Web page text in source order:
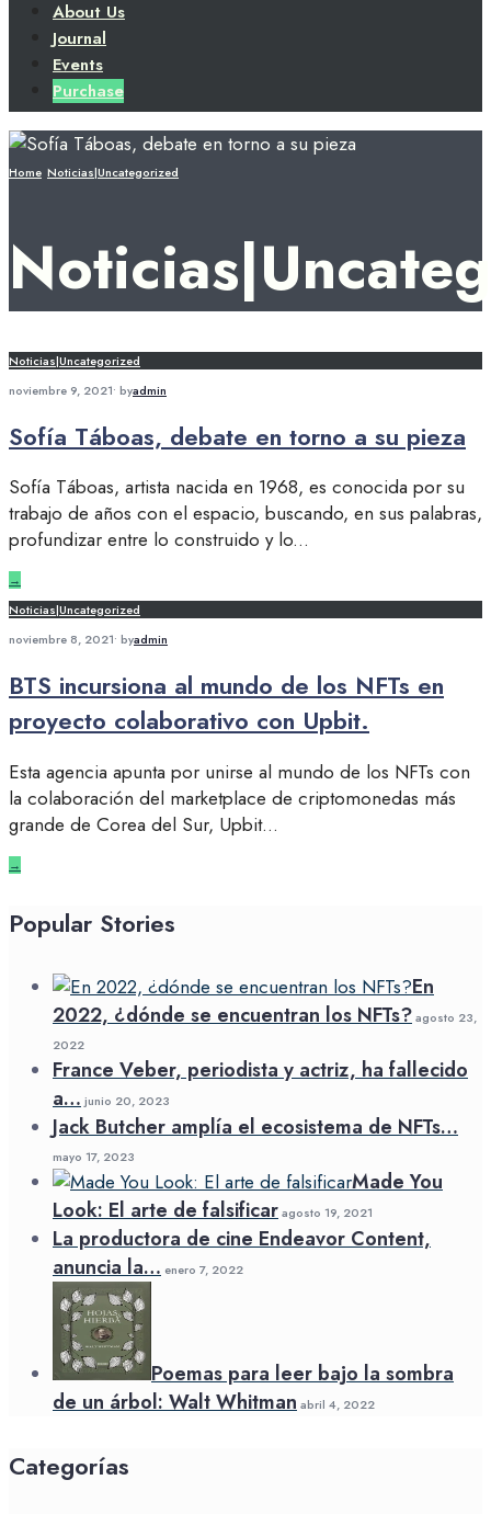
About Us
Journal
Events
Purchase
Home Noticias|Uncategorized
Noticias|Uncategorized
noviembre 9, 2021• byadmin
Sofía Táboas, debate en torno a su pieza
Sofía Táboas, artista nacida en 1968, es conocida por su
trabajo de años con el espacio, buscando, en sus palabras,
profundizar entre lo construido y lo...
→
Noticias|Uncategorized
noviembre 8, 2021• byadmin
BTS incursiona al mundo de los NFTs en
proyecto colaborativo con Upbit.
Esta agencia apunta por unirse al mundo de los NFTs con
la colaboración del marketplace de criptomonedas más
grande de Corea del Sur, Upbit...
→
Popular Stories
En
2022, ¿dónde se encuentran los NFTs?agosto 23,
2022
France Veber, periodista y actriz, ha fallecido
a… junio 20, 2023
Jack Butcher amplía el ecosistema de NFTs…
mayo 17, 2023
Made You
Look: El arte de falsificaragosto 19, 2021
La productora de cine Endeavor Content,
anuncia la… enero 7, 2022
Poemas para leer bajo la sombra
de un árbol: Walt Whitman abril 4, 2022
Categorías